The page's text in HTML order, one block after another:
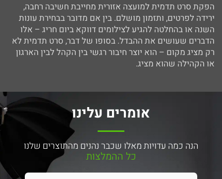
הפקת סרט תדמית למועצה אזורית מחייבת חשיבה רחבה,
ירידה לפרטים, ותזמון מושלם. בין אם מדובר בבחירת עונות
השנה או בהחלטה להגיע לצילומים דווקא ביום חריג – אלו
הדברים שעושים את ההבדל. בסופו של דבר, סרט תדמית לא
רק מציג מקום – הוא יוצר חיבור רגשי בין הקהל לבין הארגון
או הקהילה שהוא מציג.
אומרים עלינו
הנה כמה עדויות מאלו שכבר נהנים מהתוצרים שלנו
כל ההמלצות